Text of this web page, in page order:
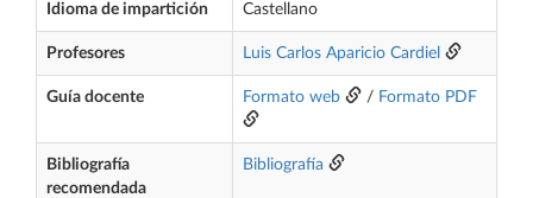
Idioma de impartición Castellano
Profesores Luis Carlos Aparicio Cardiel
Guía docente Formato web / Formato PDF
Bibliografía
recomendada
Bibliografía